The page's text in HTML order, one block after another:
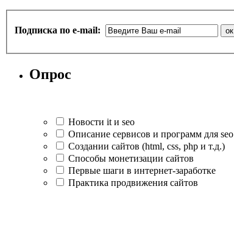
Подписка по e-mail:
Опрос
Новости it и seo
Описание сервисов и программ для seo
Создании сайтов (html, css, php и т.д.)
Способы монетизации сайтов
Первые шаги в интернет-заработке
Практика продвижения сайтов